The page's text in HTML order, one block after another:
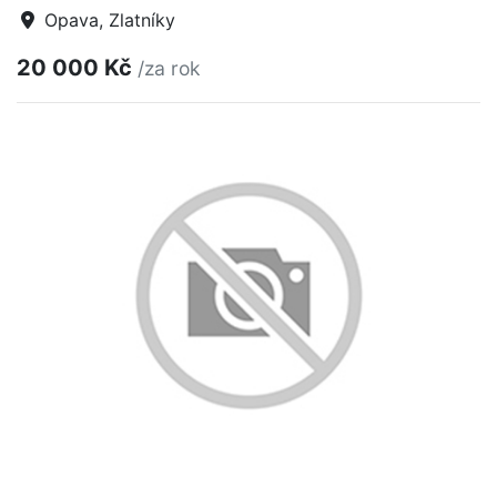
Opava, Zlatníky
20 000 Kč /za rok